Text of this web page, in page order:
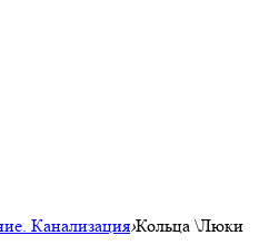
Канализация›Кольца \Люки